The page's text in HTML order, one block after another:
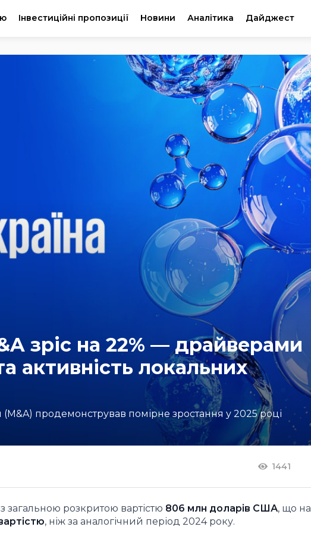
Інвестиційні пропозиції Новини Аналітика Дайджест
зріс на 22% — драйверами
активність локальних
продемонстрував помірне зростання у 2025 році
1441
загальною розкритою вартістю 806 млн доларів США, що на
, ніж за аналогічний період 2024 року.